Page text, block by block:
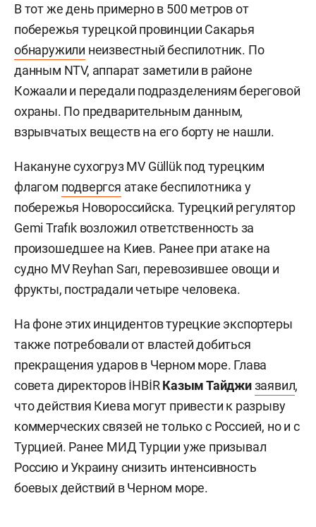
В тот же день примерно в 500 метров от
побережья турецкой провинции Сакарья
обнаружили неизвестный беспилотник. По
данным NTV, аппарат заметили в районе
Кожаали и передали подразделениям береговой
охраны. По предварительным данным,
взрывчатых веществ на его борту не нашли.
Накануне сухогруз MV Güllük под турецким
флагом подвергся атаке беспилотника у
побережья Новороссийска. Турецкий регулятор
Gemi Trafık возложил ответственность за
произошедшее на Киев. Ранее при атаке на
судно MV Reyhan Sarı, перевозившее овощи и
фрукты, пострадали четыре человека.
На фоне этих инцидентов турецкие экспортеры
также потребовали от властей добиться
прекращения ударов в Черном море. Глава
совета директоров İHBİRКазым Тайджизаявил,
что действия Киева могут привести к разрыву
коммерческих связей не только с Россией, но и с
Турцией. Ранее МИД Турции уже призывал
Россию и Украину снизить интенсивность
боевых действий в Черном море.